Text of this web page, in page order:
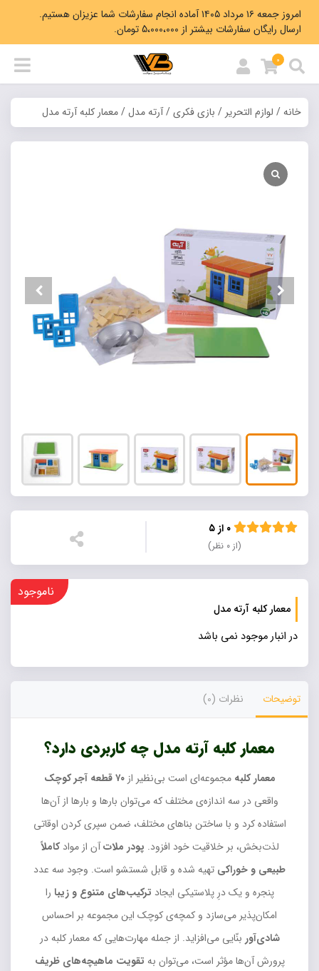
امروز جمعه ۱۶ مرداد ۱۴۰۵ آماده انجام سفارشات شما عزیزان هستیم.
ارسال رایگان سفارشات بیشتر از 5،000،000 تومان.
0
خانه/ لوازم التحریر / بازی فکری/آرته مدل/ معمار کلبه آرته مدل
(از ۰ نظر)
معمار کلبه آرته مدل
ناموجود
در انبار موجود نمی باشد
توضیحات نظرات (0)
معمار کلبه آرته مدل چه کاربردی دارد؟
معمار کلبه مجموعه‌ای است بی‌نظیر از۷۰ قطعه آجر کوچک
واقعی در سه اندازه‌ی مختلف که می‌توان بارها و بارها از آن‌ها
استفاده کرد و با ساختن بناهای مختلف، ضمن سپری کردن اوقاتی
لذت‌بخش، بر خلاقیت خود افزود. پودر ملاتآن از موادکاملاً
طبیعی و خوراکی تهیه شده و قابل شستشو است. وجود سه عدد
پنجره و یک درِ پلاستیکی ایجاد ترکیب‌های متنوع و زیبا را
امکان‌پذیر می‌سازد و کمچه‌ی کوچک این مجموعه بر احساس
شادی‌آور بنّایی می‌افزاید. از جمله مهارت‌هایی که معمار کلبه در
پرورش آن‌ها مؤثر است، می‌توان به تقویت ماهیچه‌های ظریف